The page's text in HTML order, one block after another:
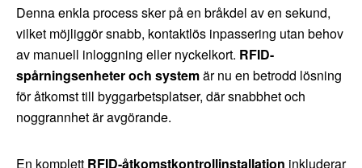
Denna enkla process sker på en bråkdel av en sekund,
vilket möjliggör snabb, kontaktlös inpassering utan behov
av manuell inloggning eller nyckelkort. RFID-
spårningsenheter och systemär nu en betrodd lösning
för åtkomst till byggarbetsplatser, där snabbhet och
noggrannhet är avgörande.
En komplett RFID-åtkomstkontrollinstallation inkluderar